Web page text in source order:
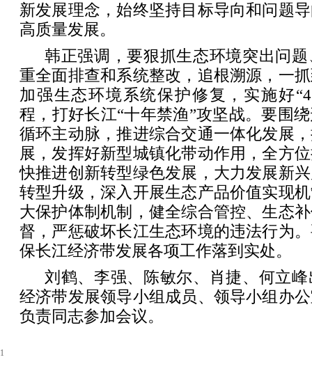
新发展理念，始终坚持目标导向和问题
高质量发展。
韩正强调，要狠抓生态环境突出问
重全面排查和系统整改，追根溯源，一
加强生态环境系统保护修复，实施好
程，打好长江“十年禁渔”攻坚战。要围
循环主动脉，推进综合交通一体化发展
展，发挥好新型城镇化带动作用，全方
快推进创新转型绿色发展，大力发展新
转型升级，深入开展生态产品价值实现
大保护体制机制，健全综合管控、生态
督，严惩破坏长江生态环境的违法行为
保长江经济带发展各项工作落到实处。
刘鹤、李强、陈敏尔、肖捷、何立
经济带发展领导小组成员、领导小组办
负责同志参加会议。
1